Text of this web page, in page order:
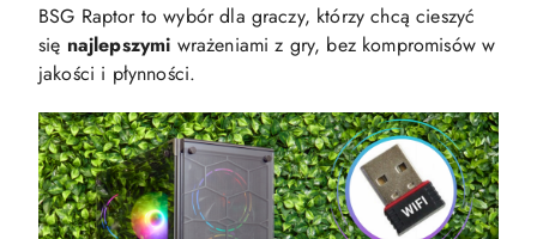
BSG Raptor to wybór dla graczy, którzy chcą cieszyć
się najlepszymi wrażeniami z gry, bez kompromisów w
jakości i płynności.